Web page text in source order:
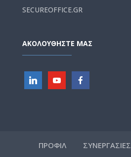
SECUREOFFICE.GR
ΑΚΟΛΟΥΘΗΣΤΕ ΜΑΣ
ΠΡΟΦΙΛ ΣΥΝΕΡΓΑΣΙΕΣ